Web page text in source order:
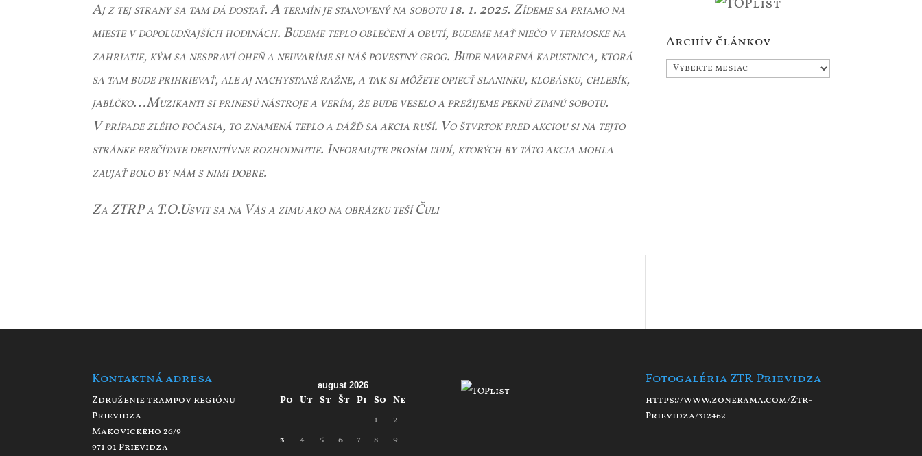
Aj z tej strany sa tam dá dostať. A termín je stanovený na sobotu 18. 1. 2025. Zídeme sa priamo na
mieste v dopoludňajších hodinách. Budeme teplo oblečení a obutí, budeme mať niečo v termoske na
zahriatie, kým sa nespraví oheň a neuvaríme si náš povestný grog. Bude navarená kapustnica, ktorá
sa tam bude prihrievať, ale aj nachystané ražne, a tak si môžete opiecť slaninku, klobásku, chlebík,
jabĺčko...Muzikanti si prinesú nástroje a verím, že bude veselo a prežijeme peknú zimnú sobotu.
V prípade zlého počasia, to znamená teplo a dážď sa akcia ruší. Vo štvrtok pred akciou si na tejto
stránke prečítate definitívne rozhodnutie. Informujte prosím ľudí, ktorých by táto akcia mohla
zaujať bolo by nám s nimi dobre.
Za ZTRP a T.O.Usvit sa na Vás a zimu ako na obrázku teší Čuli
Archív článkov
Archív
Kontaktná adresa
Združenie trampov regiónu
Prievidza
Makovického 26/9
971 01 Prievidza
august 2026
Po Ut St Št Pi So Ne
1
2
3
4 5 6 7 8
9
Fotogaléria ZTR-Prievidza
https://www.zonerama.com/Ztr-
Prievidza/312462